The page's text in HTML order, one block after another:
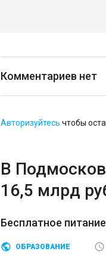
Комментариев нет
Авторизуйтесь чтобы
В
16,5 млрд
Бесплатное
ОБРАЗОВАНИЕ